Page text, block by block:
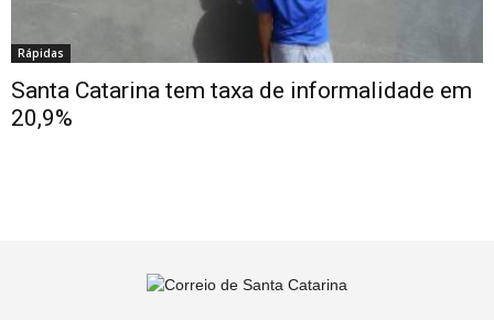
Rápidas
Santa Catarina tem taxa de informalidade em
20,9%